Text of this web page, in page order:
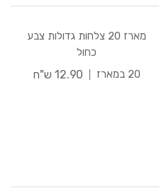
מארז 20 צלחות גדולות צבע
כחול
20 במארז
12.90 ש"ח